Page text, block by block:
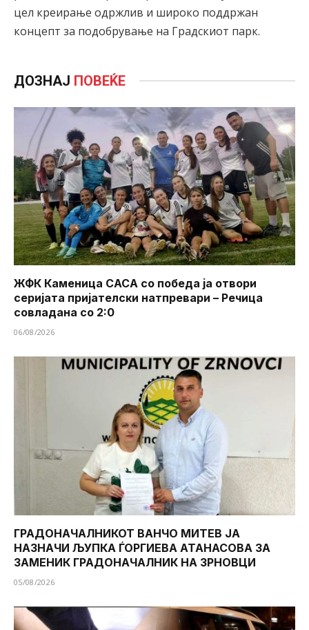
цел креирање одржлив и широко поддржан
концепт за подобрување на Градскиот парк.
ДОЗНАЈ ПОВЕЌЕ
ЖФК Каменица САСА со победа ја отвори
серијата пријателски натпревари – Речица
совладана со 2:0
06/08/2026
ГРАДОНАЧАЛНИКОТ ВАНЧО МИТЕВ ЈА
НАЗНАЧИ ЉУПКА ЃОРГИЕВА АТАНАСОВА ЗА
ЗАМЕНИК ГРАДОНАЧАЛНИК НА ЗРНОВЦИ
05/08/2026